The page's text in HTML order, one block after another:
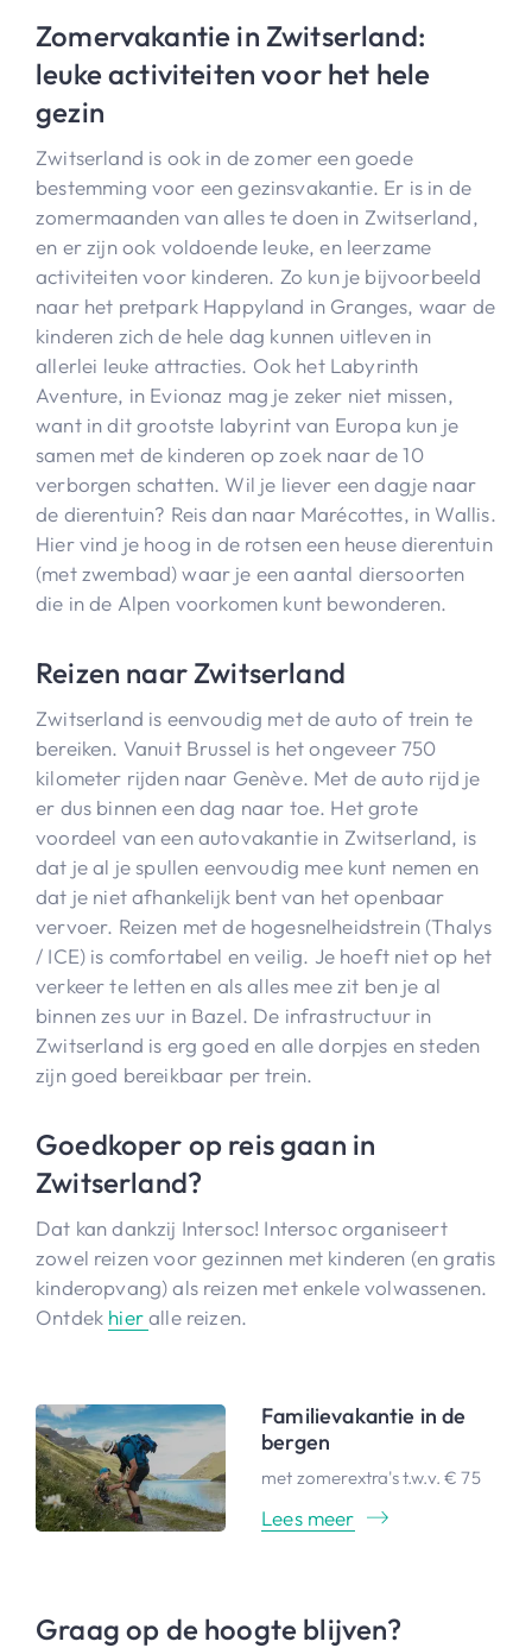
Zomervakantie in Zwitserland:
leuke activiteiten voor het hele
gezin
Zwitserland is ook in de zomer een goede
bestemming voor een gezinsvakantie. Er is in de
zomermaanden van alles te doen in Zwitserland,
en er zijn ook voldoende leuke, en leerzame
activiteiten voor kinderen. Zo kun je bijvoorbeeld
naar het pretpark Happyland in Granges, waar de
kinderen zich de hele dag kunnen uitleven in
allerlei leuke attracties. Ook het Labyrinth
Aventure, in Evionaz mag je zeker niet missen,
want in dit grootste labyrint van Europa kun je
samen met de kinderen op zoek naar de 10
verborgen schatten. Wil je liever een dagje naar
de dierentuin? Reis dan naar Marécottes, in Wallis.
Hier vind je hoog in de rotsen een heuse dierentuin
(met zwembad) waar je een aantal diersoorten
die in de Alpen voorkomen kunt bewonderen.
Reizen naar Zwitserland
Zwitserland is eenvoudig met de auto of trein te
bereiken. Vanuit Brussel is het ongeveer 750
kilometer rijden naar Genève. Met de auto rijd je
er dus binnen een dag naar toe. Het grote
voordeel van een autovakantie in Zwitserland, is
dat je al je spullen eenvoudig mee kunt nemen en
dat je niet afhankelijk bent van het openbaar
vervoer. Reizen met de hogesnelheidstrein (Thalys
/ ICE) is comfortabel en veilig. Je hoeft niet op het
verkeer te letten en als alles mee zit ben je al
binnen zes uur in Bazel. De infrastructuur in
Zwitserland is erg goed en alle dorpjes en steden
zijn goed bereikbaar per trein.
Goedkoper op reis gaan in
Zwitserland?
Dat kan dankzij Intersoc! Intersoc organiseert
zowel reizen voor gezinnen met kinderen (en gratis
kinderopvang) als reizen met enkele volwassenen.
Ontdek hieralle reizen.
Familievakantie in de
bergen
met zomerextra's t.w.v. € 75
Lees meer
Graag op de hoogte blijven?